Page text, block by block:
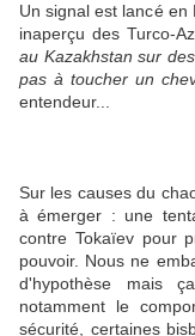
Un signal est lancé
inaperçu des Turco-
au Kazakhstan sur
pas à toucher un
entendeur...
Sur les causes du
à émerger : une
contre Tokaïev pour
pouvoir. Nous ne
d'hypothèse mais
notamment le
sécurité, certaines